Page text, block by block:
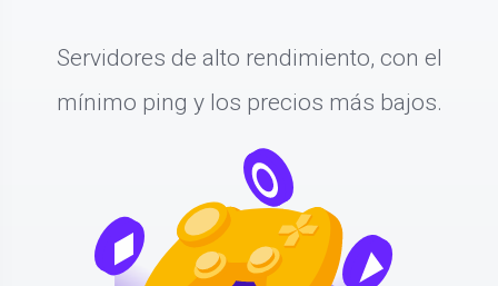
Servidores de alto rendimiento, con el
mínimo ping y los precios más bajos.